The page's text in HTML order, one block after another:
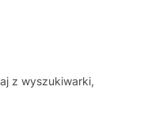
z wyszukiwarki,